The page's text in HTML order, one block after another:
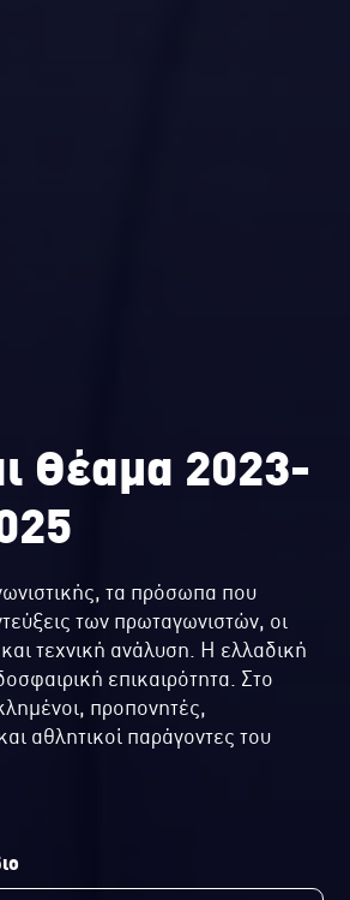
Θέαμα 2023-
τα πρόσωπα που
των πρωταγωνιστών, οι
τεχνική ανάλυση. Η ελλαδική
επικαιρότητα. Στο
προπονητές,
αθλητικοί παράγοντες του